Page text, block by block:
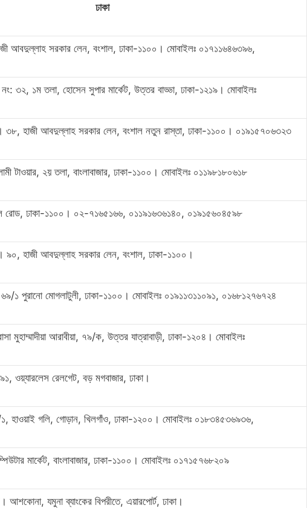
ঢাকা
আবদুল্লাহ সরকার লেন, বংশাল, ঢাকা-১১০০। মোবাইলঃ ০১৭১১৬৪৬৩৯৬,
নং: ৩২, ১ম তলা, হোসেন সুপার মার্কেট, উত্তর বাড্ডা, ঢাকা-১২১৯। মোবাইলঃ
৩৮, হাজী আবদুল্লাহ সরকার লেন, বংশাল নতুন রাস্তা, ঢাকা-১১০০। ০১৯১৫৭০৬৩২৩
টাওয়ার, ২য় তলা, বাংলাবাজার, ঢাকা-১১০০। মোবাইলঃ ০১১৯৮১৮০৬১৮
রোড, ঢাকা-১১০০। ০২-৭১৬৫১৬৬, ০১১৯১৬৩৬১৪০, ০১৯১৫৬০৪৫৯৮
৯০, হাজী আবদুল্লাহ সরকার লেন, বংশাল, ঢাকা-১১০০।
১ পুরানো মোগলাটুলী, ঢাকা-১১০০। মোবাইলঃ ০১৯১১৩১১০৯১, ০১৬৮১২৭৬৭২৪
মুহাম্মাদীয়া আরাবীয়া, ৭৯/ক, উত্তর যাত্রাবাড়ী, ঢাকা-১২০৪। মোবাইলঃ
ওয়্যারলেস রেলগেট, বড় মগবাজার, ঢাকা।
হাওয়াই গলি, গোড়ান, খিলগাঁও, ঢাকা-১২০০। মোবাইলঃ ০১৮৩৪৫৩৬৯৩৬,
মার্কেট, বাংলাবাজার, ঢাকা-১১০০। মোবাইলঃ ০১৭১৫৭৬৮২০৯
যমুনা ব্যাংকের বিপরীতে, এয়ারপোর্ট, ঢাকা।